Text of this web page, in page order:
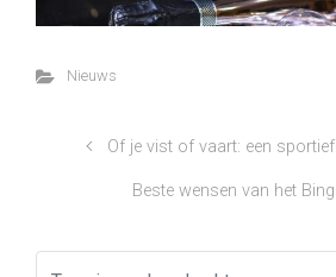
Nieuws
Of je vist of vaart: een
Beste wensen van het